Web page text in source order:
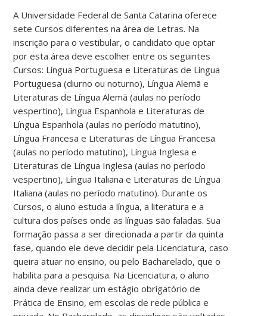
A Universidade Federal de Santa Catarina oferece
sete Cursos diferentes na área de Letras. Na
inscrição para o vestibular, o candidato que optar
por esta área deve escolher entre os seguintes
Cursos: Língua Portuguesa e Literaturas de Língua
Portuguesa (diurno ou noturno), Língua Alemã e
Literaturas de Língua Alemã (aulas no período
vespertino), Língua Espanhola e Literaturas de
Língua Espanhola (aulas no período matutino),
Língua Francesa e Literaturas de Língua Francesa
(aulas no período matutino), Língua Inglesa e
Literaturas de Língua Inglesa (aulas no período
vespertino), Língua Italiana e Literaturas de Língua
Italiana (aulas no período matutino). Durante os
Cursos, o aluno estuda a língua, a literatura e a
cultura dos países onde as línguas são faladas. Sua
formação passa a ser direcionada a partir da quinta
fase, quando ele deve decidir pela Licenciatura, caso
queira atuar no ensino, ou pelo Bacharelado, que o
habilita para a pesquisa. Na Licenciatura, o aluno
ainda deve realizar um estágio obrigatório de
Prática de Ensino, em escolas de rede pública e